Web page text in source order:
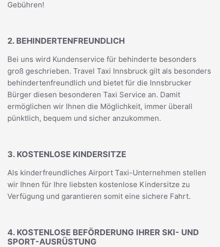
Gebühren!
2. BEHINDERTENFREUNDLICH
Bei uns wird Kundenservice für behinderte besonders
groß geschrieben. Travel Taxi Innsbruck gilt als besonders
behindertenfreundlich und bietet für die Innsbrucker
Bürger diesen besonderen Taxi Service an. Damit
ermöglichen wir Ihnen die Möglichkeit, immer überall
pünktlich, bequem und sicher anzukommen.
3. KOSTENLOSE KINDERSITZE
Als kinderfreundliches Airport Taxi-Unternehmen stellen
wir Ihnen für Ihre liebsten kostenlose Kindersitze zu
Verfügung und garantieren somit eine sichere Fahrt.
4. KOSTENLOSE BEFÖRDERUNG IHRER SKI- UND
SPORT-AUSRÜSTUNG